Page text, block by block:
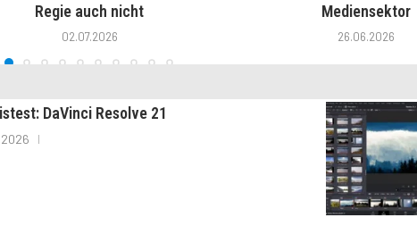
Regie auch nicht
02.07.2026
Mediensektor
26.06.2026
DaVinci Resolve 21